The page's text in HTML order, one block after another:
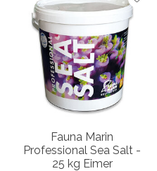
Fauna Marin
Professional Sea Salt -
25 kg Eimer